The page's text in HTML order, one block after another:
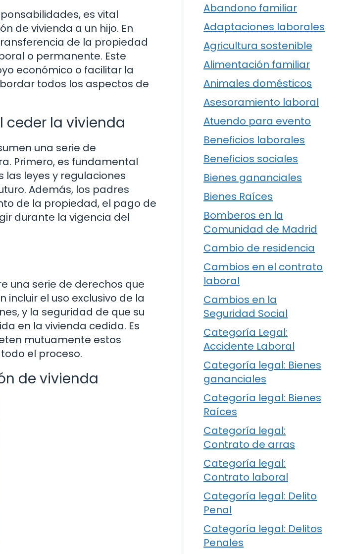
es vital
de vivienda a un hijo. En
de la propiedad
o permanente. Este
económico o facilitar la
todos los aspectos de
ceder la vivienda
una serie de
Primero, es fundamental
leyes y regulaciones
Además, los padres
de la propiedad, el pago de
durante la vigencia del
una serie de derechos que
el uso exclusivo de la
y la seguridad de que su
en la vivienda cedida. Es
mutuamente estos
el proceso.
de vivienda
Abandono familiar
Adaptaciones laborales
Agricultura sostenible
Alimentación familiar
Animales domésticos
Asesoramiento laboral
Atuendo para evento
Beneficios laborales
Beneficios sociales
Bienes gananciales
Bienes Raíces
Bomberos en la
Comunidad de Madrid
Cambio de residencia
Cambios en el contrato
laboral
Cambios en la
Seguridad Social
Categoría Legal:
Accidente Laboral
Categoría legal: Bienes
gananciales
Categoría legal: Bienes
Raíces
Categoría legal:
Contrato de arras
Categoría legal:
Contrato laboral
Categoría legal: Delito
Penal
Categoría legal: Delitos
Penales